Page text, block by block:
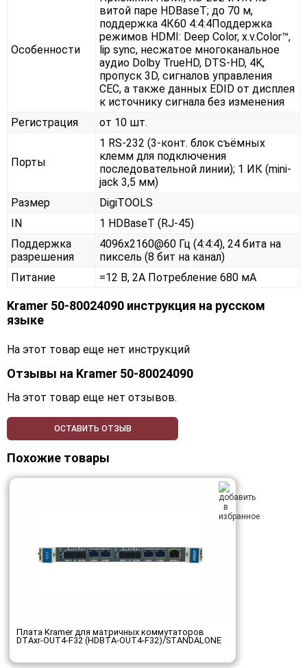
Особенности
витой паре HDBaseT; до 70 м,
поддержка 4К60 4:4:4Поддержка
режимов HDMI: Deep Color, x.v.Color™,
lip sync, несжатое многоканальное
аудио Dolby TrueHD, DTS-HD, 4K,
пропуск 3D, сигналов управления
CEC, а также данных EDID от дисплея
к источнику сигнала без изменения
Регистрация
от 10 шт.
Порты
1 RS-232 (3-конт. блок съёмных
клемм для подключения
последовательной линии); 1 ИК (mini-
jack 3,5 мм)
Размер
DigiTOOLS
IN
1 HDBaseT (RJ-45)
Поддержка
разрешения
4096x2160@60 Гц (4:4:4), 24 бита на
пиксель (8 бит на канал)
Питание
=12 В, 2А Потребление 680 мА
Kramer 50-80024090 инструкция на русском
языке
На этот товар еще нет инструкций
Отзывы на Kramer 50-80024090
На этот товар еще нет отзывов.
ОСТАВИТЬ ОТЗЫВ
Похожие товары
Плата Kramer для матричных коммутаторов
DTAxr-OUT4-F32 (HDBTA-OUT4-F32)/STANDALONE